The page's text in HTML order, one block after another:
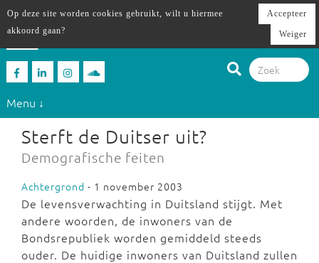
Menu ↓
Sterft de Duitser uit?
Demografische feiten
Achtergrond - 1 november 2003
De levensverwachting in Duitsland stijgt. Met
andere woorden, de inwoners van de
Bondsrepubliek worden gemiddeld steeds
ouder. De huidige inwoners van Duitsland zullen
Op deze site worden cookies gebruikt, wilt u hiermee
akkoord gaan?
Accepteer
Weiger